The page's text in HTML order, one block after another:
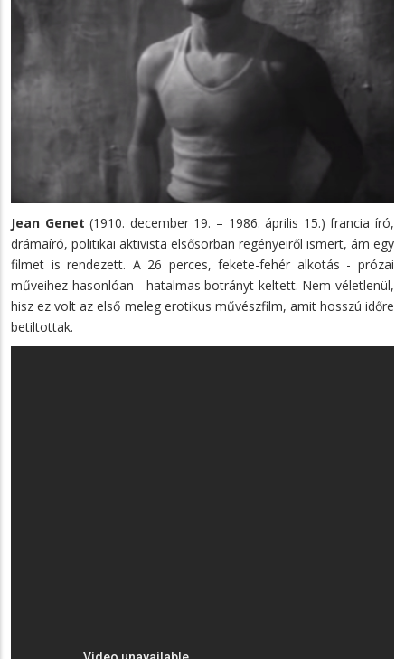
Jean Genet(1910. december 19. – 1986. április 15.) francia író,
drámaíró, politikai aktivista elsősorban regényeiről ismert, ám egy
filmet is rendezett. A 26 perces, fekete-fehér alkotás - prózai
műveihez hasonlóan - hatalmas botrányt keltett. Nem véletlenül,
hisz ez volt az első meleg erotikus művészfilm, amit hosszú időre
betiltottak.